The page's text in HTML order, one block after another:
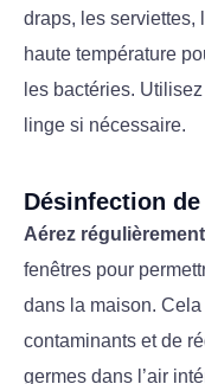
draps, les serviettes,
haute température
les bactéries.
linge si nécessaire.
Désinfection de
Aérez
fenêtres pour
dans la maison.
contaminants et de
germes dans l’air